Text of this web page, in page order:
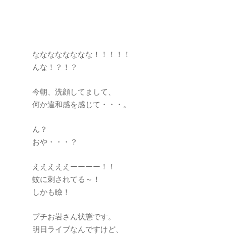
なななななななな！！！！！
んな！？！？
今朝、洗顔してまして、
何か違和感を感じて・・・。
ん？
おや・・・？
えええええーーーー！！
蚊に刺されてる～！
しかも瞼！
プチお岩さん状態です。
明日ライブなんですけど、